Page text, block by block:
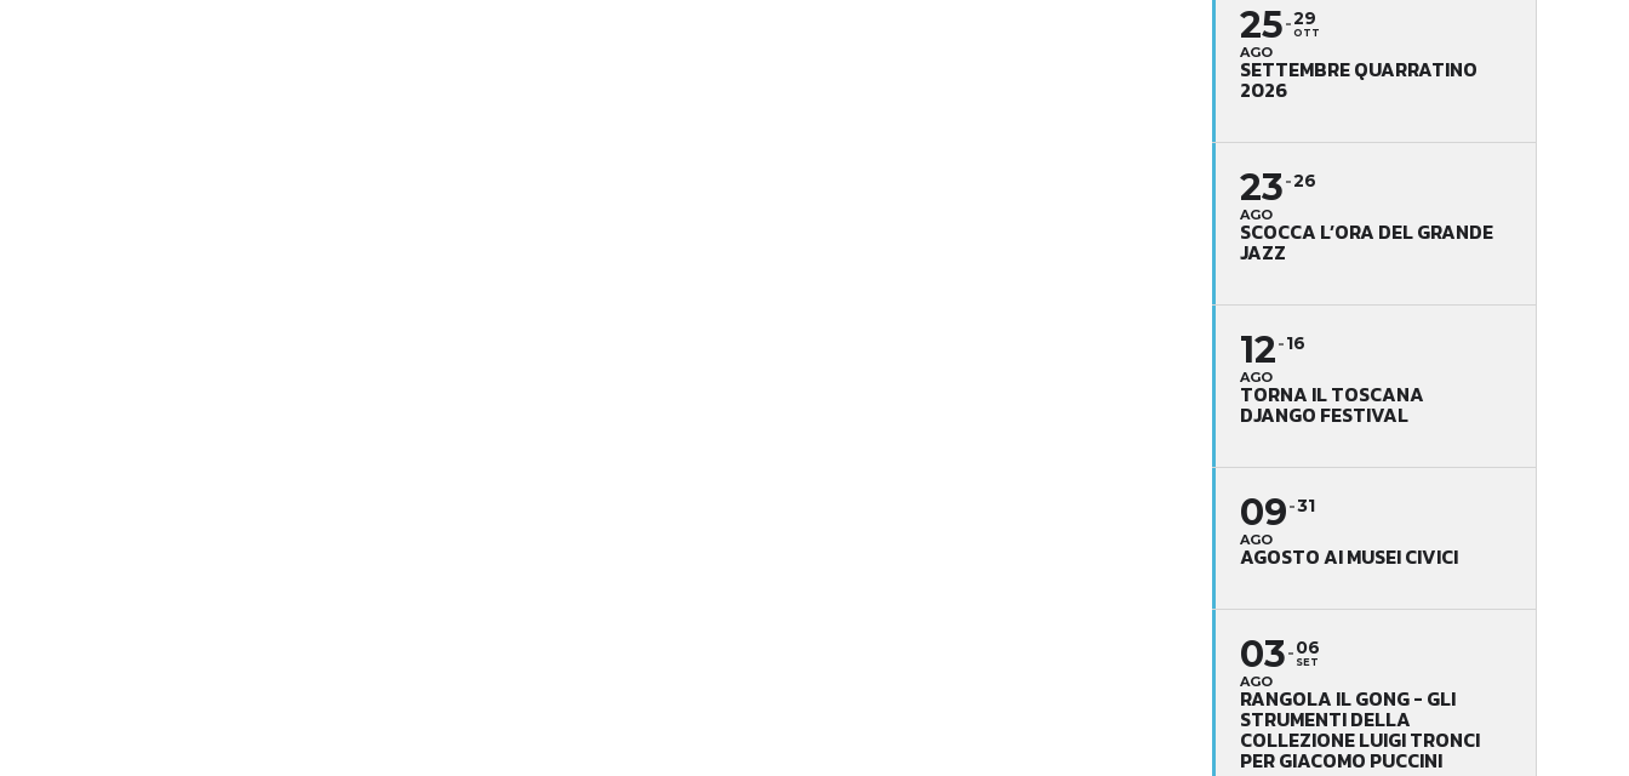
25
AGO
29
OTT
SETTEMBRE QUARRATINO
2026
23
AGO
26
SCOCCA L’ORA DEL GRANDE
JAZZ
12
AGO
16
TORNA IL TOSCANA
DJANGO FESTIVAL
09
AGO
31
AGOSTO AI MUSEI CIVICI
03
AGO
06
SET
RANGOLA IL GONG - GLI
STRUMENTI DELLA
COLLEZIONE LUIGI TRONCI
PER GIACOMO PUCCINI